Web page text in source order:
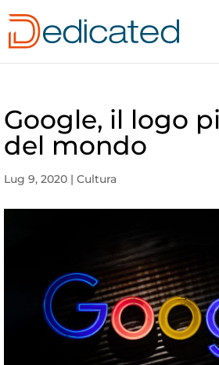
Google, il logo
del mondo
Lug 9, 2020 | Cultura